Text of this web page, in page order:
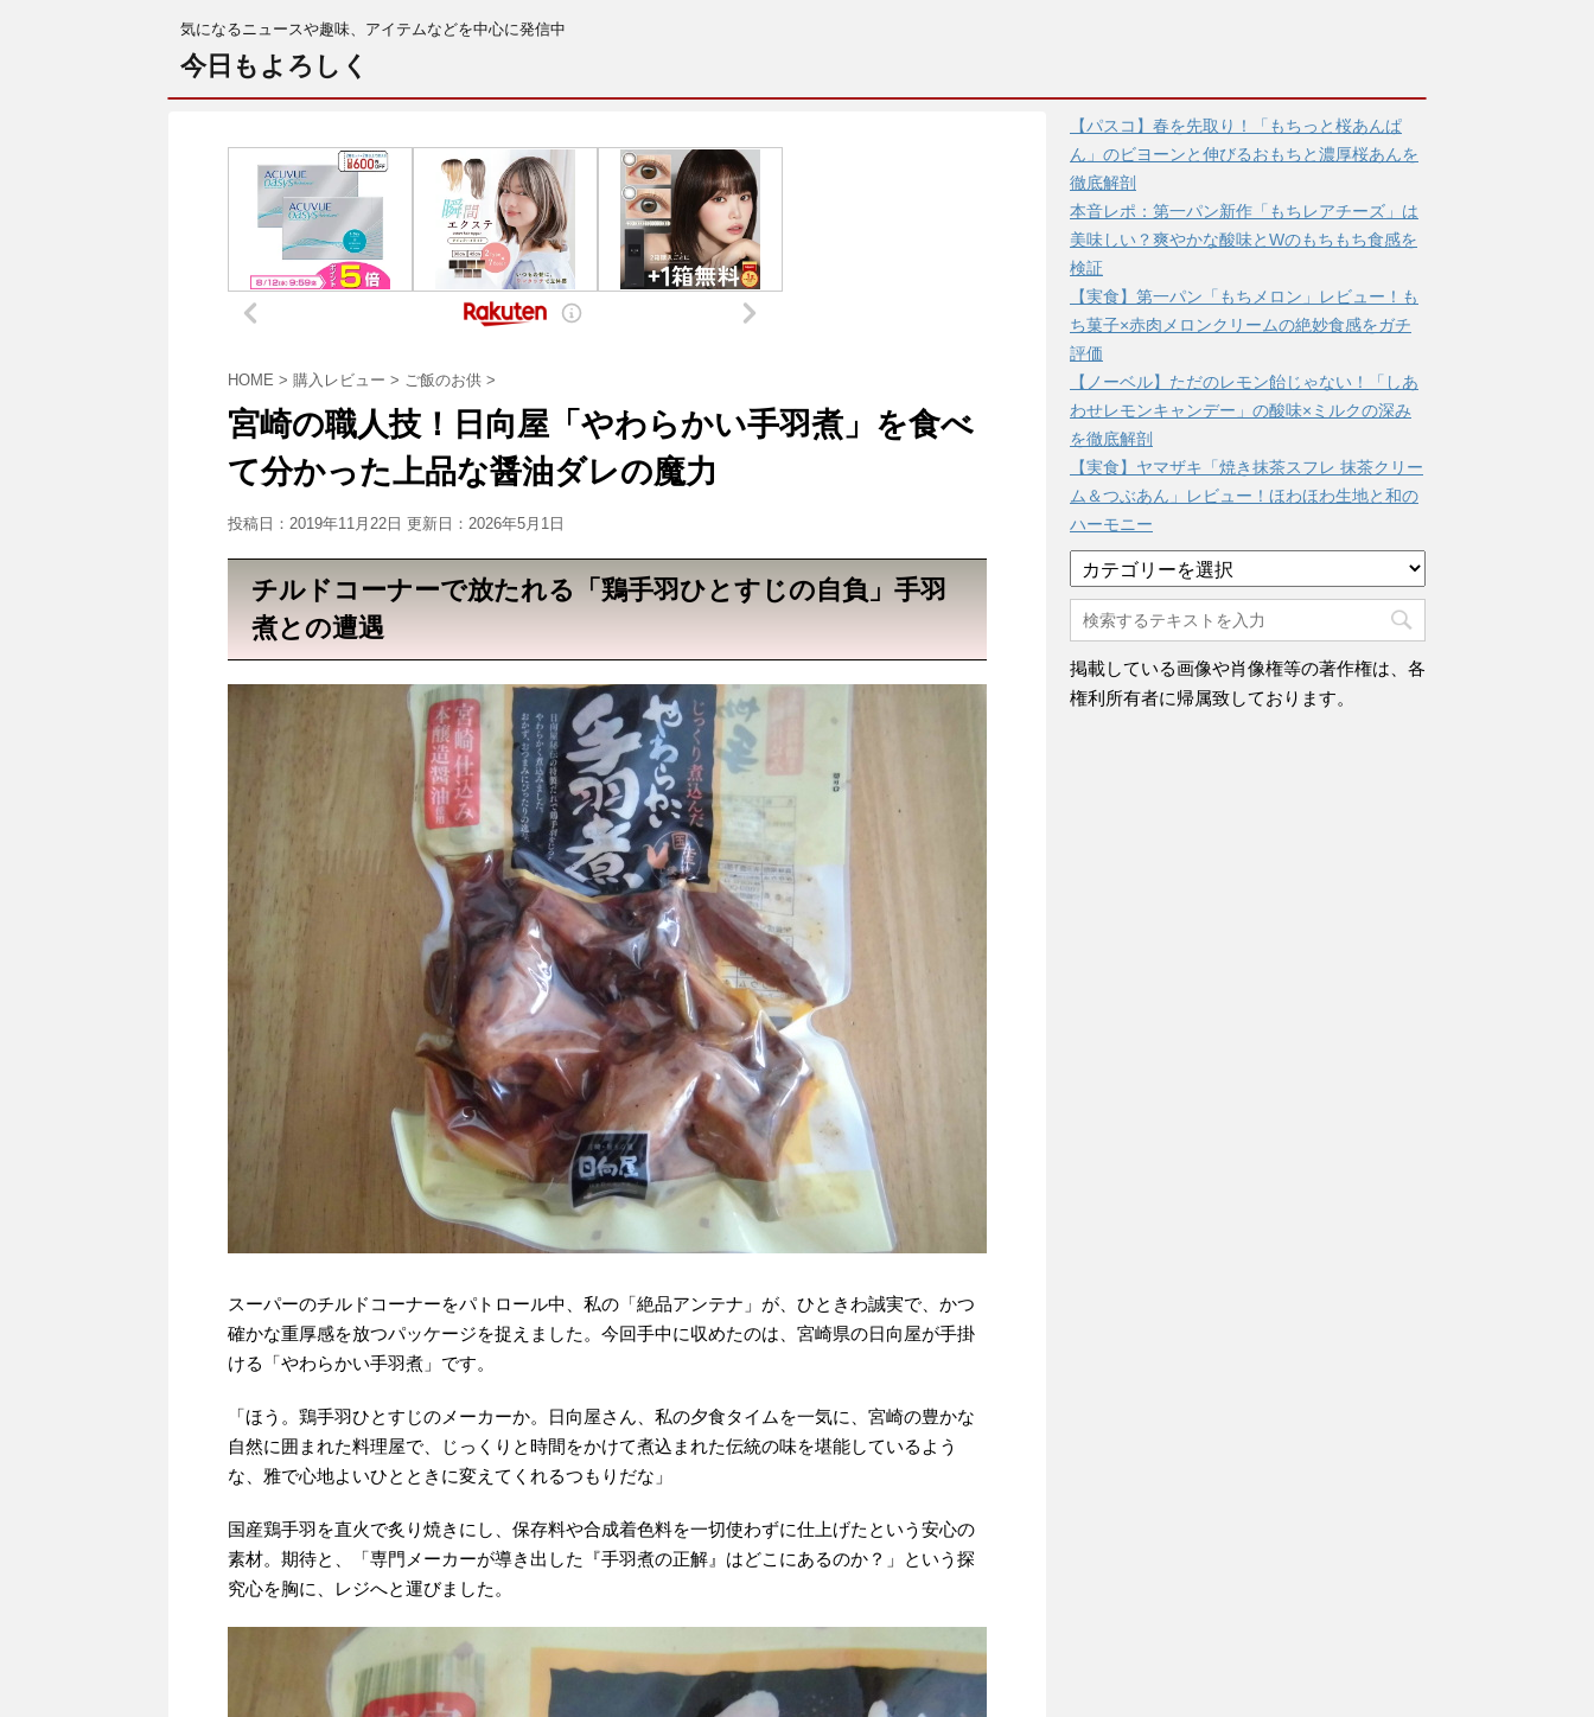
気になるニュースや趣味、アイテムなどを中心に発信中
今日もよろしく
HOME > 購入レビュー > ご飯のお供 >
宮崎の職人技！日向屋「やわらかい手羽煮」を食べ
て分かった上品な醤油ダレの魔力
投稿日：2019年11月22日 更新日： 2026年5月1日
チルドコーナーで放たれる「鶏手羽ひとすじの自負」手羽
煮との遭遇
スーパーのチルドコーナーをパトロール中、私の「絶品アンテナ」が、ひときわ誠実で、かつ
確かな重厚感を放つパッケージを捉えました。今回手中に収めたのは、宮崎県の日向屋が手掛
ける「やわらかい手羽煮」です。
「ほう。鶏手羽ひとすじのメーカーか。日向屋さん、私の夕食タイムを一気に、宮崎の豊かな
自然に囲まれた料理屋で、じっくりと時間をかけて煮込まれた伝統の味を堪能しているよう
な、雅で心地よいひとときに変えてくれるつもりだな」
国産鶏手羽を直火で炙り焼きにし、保存料や合成着色料を一切使わずに仕上げたという安心の
素材。期待と、「専門メーカーが導き出した『手羽煮の正解』はどこにあるのか？」という探
究心を胸に、レジへと運びました。
【パスコ】春を先取り！「もちっと桜あんぱ
ん」のビヨーンと伸びるおもちと濃厚桜あんを
徹底解剖
本音レポ：第一パン新作「もちレアチーズ」は
美味しい？爽やかな酸味とWのもちもち食感を
検証
【実食】第一パン「もちメロン」レビュー！も
ち菓子×赤肉メロンクリームの絶妙食感をガチ
評価
【ノーベル】ただのレモン飴じゃない！「しあ
わせレモンキャンデー」の酸味×ミルクの深み
を徹底解剖
【実食】ヤマザキ「焼き抹茶スフレ 抹茶クリー
ム＆つぶあん」レビュー！ほわほわ生地と和の
ハーモニー
テ
ゴ
リ
ー
掲載している画像や肖像権等の著作権は、各
権利所有者に帰属致しております。